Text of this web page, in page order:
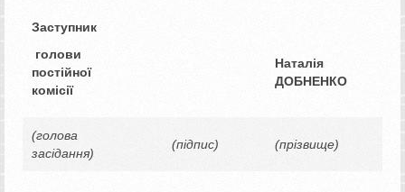
Заступник
голови
постійної
комісії
Наталія
ДОБНЕНКО
(голова
засідання)
(підпис) (прізвище)